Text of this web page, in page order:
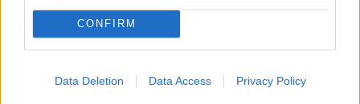
CONFIRM
Data Deletion Data Access Privacy Policy
Google News